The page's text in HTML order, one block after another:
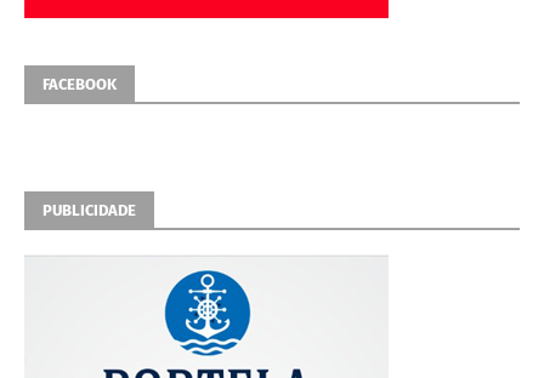
FACEBOOK
PUBLICIDADE